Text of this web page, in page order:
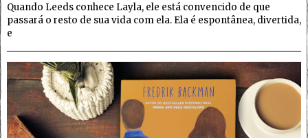
Quando Leeds conhece Layla, ele está convencido de que
passará o resto de sua vida com ela. Ela é espontânea, divertida,
e